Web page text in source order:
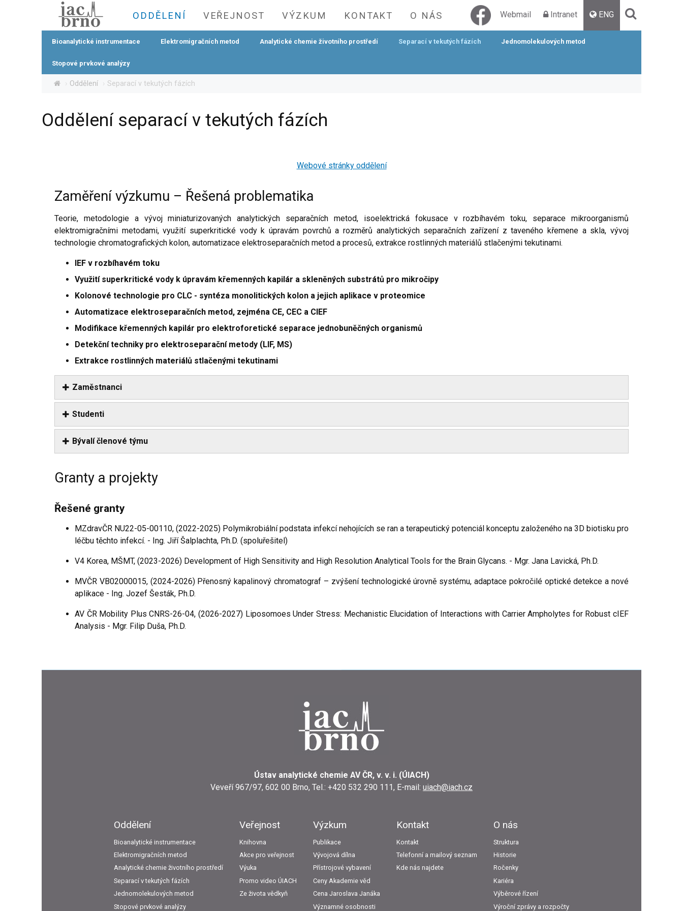
ODDĚLENÍ VEŘEJNOST VÝZKUM KONTAKT O NÁS Webmail Intranet ENG
Bioanalytické instrumentace Elektromigračních metod Analytické chemie životního prostředí Separací v tekutých fázích Jednomolekulových metod
Stopové prvkové analýzy
Oddělení Separací v tekutých fázích
Oddělení separací v tekutých fázích
Webové stránky oddělení
Zaměření výzkumu – Řešená problematika
Teorie, metodologie a vývoj miniaturizovaných analytických separačních metod, isoelektrická fokusace v rozbíhavém toku, separace mikroorganismů
elektromigračními metodami, využití superkritické vody k úpravám povrchů a rozměrů analytických separačních zařízení z taveného křemene a skla, vývoj
technologie chromatografických kolon, automatizace elektroseparačních metod a procesů, extrakce rostlinných materiálů stlačenými tekutinami.
IEF v rozbíhavém toku
Využití superkritické vody k úpravám křemenných kapilár a skleněných substrátů pro mikročipy
Kolonové technologie pro CLC - syntéza monolitických kolon a jejich aplikace v proteomice
Automatizace elektroseparačních metod, zejména CE, CEC a CIEF
Modifikace křemenných kapilár pro elektroforetické separace jednobuněčných organismů
Detekční techniky pro elektroseparační metody (LIF, MS)
Extrakce rostlinných materiálů stlačenými tekutinami
Zaměstnanci
Studenti
Bývalí členové týmu
Granty a projekty
Řešené granty
MZdravČR NU22-05-00110, (2022-2025) Polymikrobiální podstata infekcí nehojících se ran a terapeutický potenciál konceptu založeného na 3D biotisku pro
léčbu těchto infekcí. - Ing. Jiří Šalplachta, Ph.D. (spoluřešitel)
V4 Korea, MŠMT, (2023-2026) Development of High Sensitivity and High Resolution Analytical Tools for the Brain Glycans. - Mgr. Jana Lavická, Ph.D.
MVČR VB02000015, (2024-2026) Přenosný kapalinový chromatograf – zvýšení technologické úrovně systému, adaptace pokročilé optické detekce a nové
aplikace - Ing. Jozef Šesták, Ph.D.
AV ČR Mobility Plus CNRS-26-04, (2026-2027) Liposomoes Under Stress: Mechanistic Elucidation of Interactions with Carrier Ampholytes for Robust cIEF
Analysis - Mgr. Filip Duša, Ph.D.
Ústav analytické chemie AV ČR, v. v. i. (ÚIACH)
Veveří 967/97, 602 00 Brno, Tel.: +420 532 290 111, E-mail: uiach@iach.cz
Oddělení
Bioanalytické instrumentace
Elektromigračních metod
Analytické chemie životního prostředí
Separací v tekutých fázích
Jednomolekulových metod
Stopové prvkové analýzy
Veřejnost
Knihovna
Akce pro veřejnost
Výuka
Promo video ÚIACH
Ze života vědkyň
Výzkum
Publikace
Vývojová dílna
Přístrojové vybavení
Ceny Akademie věd
Cena Jaroslava Janáka
Významné osobnosti
Kontakt
Kontakt
Telefonní a mailový seznam
Kde nás najdete
O nás
Struktura
Historie
Ročenky
Kariéra
Výběrové řízení
Výroční zprávy a rozpočty